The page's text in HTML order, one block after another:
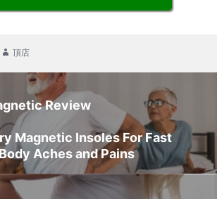
作
頂店
Review
Magnetic Insoles For Fast
Aches and Pains